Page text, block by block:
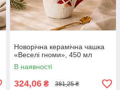
Новорічна керамічна чашка
«Веселі гноми», 450 мл
В наявності
324,06 ₴ 381,25 ₴